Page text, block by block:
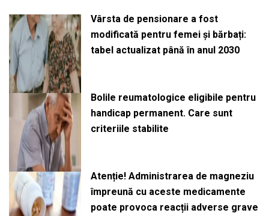
Vârsta de pensionare a fost
modificată pentru femei și bărbați:
tabel actualizat până în anul 2030
Bolile reumatologice eligibile pentru
handicap permanent. Care sunt
criteriile stabilite
Atenție! Administrarea de magneziu
împreună cu aceste medicamente
poate provoca reacții adverse grave